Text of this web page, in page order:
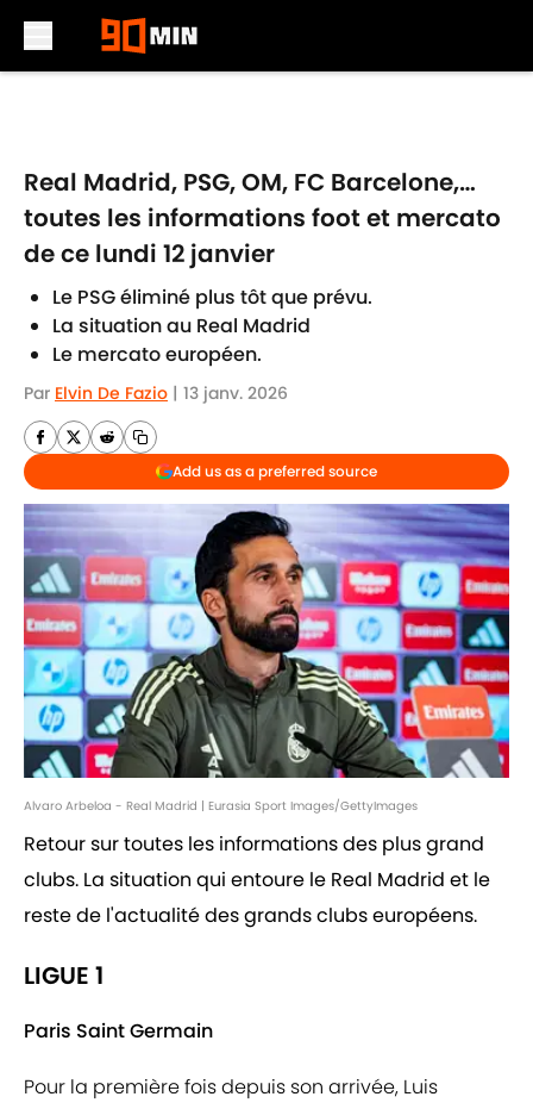
Real Madrid, PSG, OM, FC Barcelone,…
toutes les informations foot et mercato
de ce lundi 12 janvier
Le PSG éliminé plus tôt que prévu.
La situation au Real Madrid
Le mercato européen.
Par Elvin De Fazio | 13 janv. 2026
Add us as a preferred source
Alvaro Arbeloa - Real Madrid | Eurasia Sport Images/GettyImages
Retour sur toutes les informations des plus grand
clubs. La situation qui entoure le Real Madrid et le
reste de l'actualité des grands clubs européens.
LIGUE 1
Paris Saint Germain
Pour la première fois depuis son arrivée, Luis